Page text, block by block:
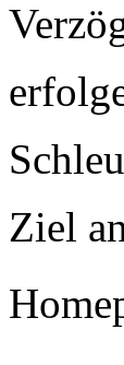
Ziel